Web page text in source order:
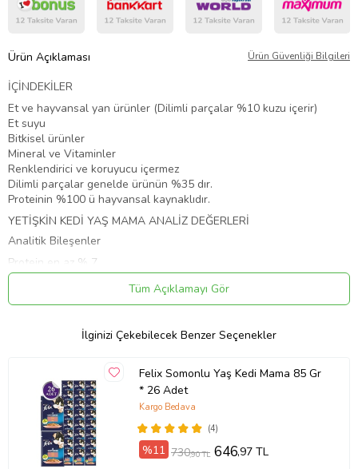
Ürün Açıklaması Ürün Güvenliği Bilgileri
İÇİNDEKİLER
Et ve hayvansal yan ürünler (Dilimli parçalar %10 kuzu içerir)
Et suyu
Bitkisel ürünler
Mineral ve Vitaminler
Renklendirici ve koruyucu içermez
Dilimli parçalar genelde ürünün %35 dır.
Proteinin %100 ü hayvansal kaynaklıdır.
YETİŞKİN KEDİ YAŞ MAMA ANALİZ DEĞERLERİ
Analitik Bileşenler
Protein en az % 7
Yağ en az % 5,5
Nem %80
Besin Takviyeleri
Taurine (3a370) 700 mg/kg
Vitamin A (3a672a) 2000 IU/kg
Vitamin D3 (3a671) 150 IU/kg
Vitamin E (3a700) 45 mg/kg
Choline Choloride (3a890) 300 mg/kg
Demir (sulphate) (3b103) 27 mg/kg
Bakır (sulphate) (3b405) 2 mg/kg
Tüm Açıklamayı Gör
İlginizi Çekebilecek Benzer Seçenekler
Felix Somonlu Yaş Kedi Mama 85 Gr
* 26 Adet
(4)
Kargo Bedava
%11 730,90 TL 646,97 TL